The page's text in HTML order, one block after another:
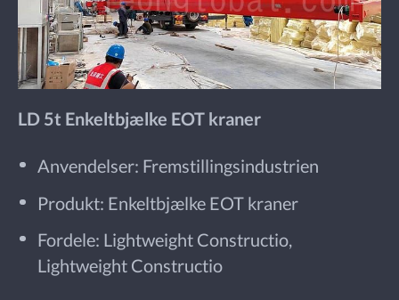
LD 5t Enkeltbjælke EOT kraner
Anvendelser: Fremstillingsindustrien
Produkt: Enkeltbjælke EOT kraner
Fordele: Lightweight Constructio,
Lightweight Constructio